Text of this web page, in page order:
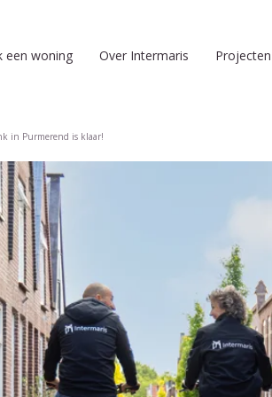
een woning Over Intermaris Projecten
in Purmerend is klaar!